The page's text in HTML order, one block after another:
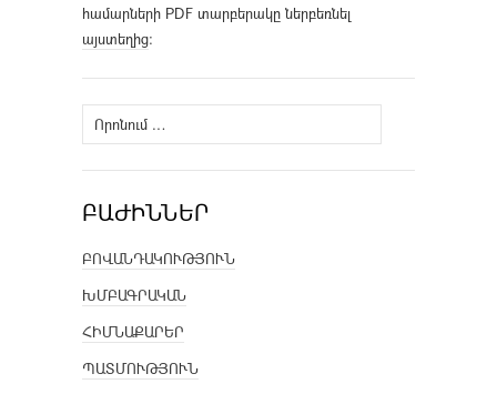
համարների PDF տարբերակը ներբեռնել
այստեղից։
Որոնել՝
ԲԱԺԻՆՆԵՐ
ԲՈՎԱՆԴԱԿՈՒԹՅՈՒՆ
ԽՄԲԱԳՐԱԿԱՆ
ՀԻՄՆԱՔԱՐԵՐ
ՊԱՏՄՈՒԹՅՈՒՆ